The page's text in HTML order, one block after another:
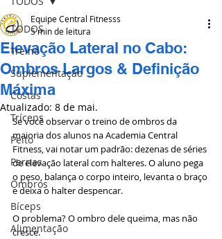
TODOS
Treino
Suplementação
Costas
Tríceps
Peito
Pernas
Ombros
Bíceps
Alimentação
Elevação Lateral no Cabo:
Ombros Largos & Definição
Máxima
Equipe Central Fitnesss
5 min de leitura
Atualizado: 8 de mai.
Se você observar o treino de ombros da
maioria dos alunos na Academia Central
Fitness, vai notar um padrão: dezenas de séries
de elevação lateral com halteres. O aluno pega
o peso, balança o corpo inteiro, levanta o braço
e deixa o halter despencar.
O problema? O ombro dele queima, mas não
cresce.